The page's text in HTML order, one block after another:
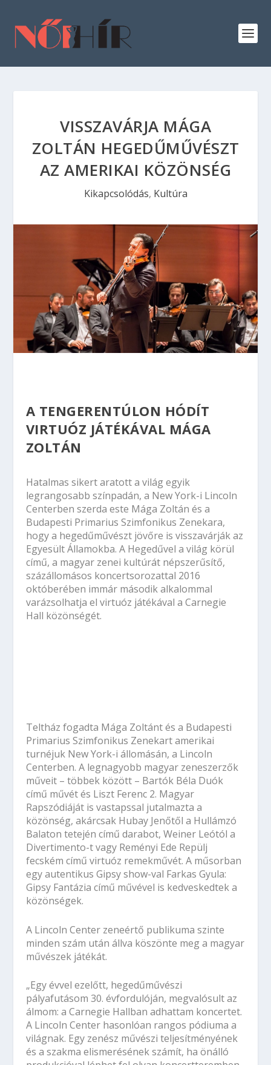
VISSZAVÁRJA MÁGA
ZOLTÁN HEGEDŰMŰVÉSZT
AZ AMERIKAI KÖZÖNSÉG
Kikapcsolódás, Kultúra
A TENGERENTÚLON HÓDÍT
VIRTUÓZ JÁTÉKÁVAL MÁGA
ZOLTÁN
Hatalmas sikert aratott a világ egyik
legrangosabb színpadán, a New York-i Lincoln
Centerben szerda este Mága Zoltán és a
Budapesti Primarius Szimfonikus Zenekara,
hogy a hegedűművészt jövőre is visszavárják az
Egyesült Államokba. A Hegedűvel a világ körül
című, a magyar zenei kultúrát népszerűsítő,
százállomásos koncertsorozattal 2016
októberében immár második alkalommal
varázsolhatja el virtuóz játékával a Carnegie
Hall közönségét.
Teltház fogadta Mága Zoltánt és a Budapesti
Primarius Szimfonikus Zenekart amerikai
turnéjuk New York-i állomásán, a Lincoln
Centerben. A legnagyobb magyar zeneszerzők
műveit – többek között – Bartók Béla Duók
című művét és Liszt Ferenc 2. Magyar
Rapszódiáját is vastapssal jutalmazta a
közönség, akárcsak Hubay Jenőtől a Hullámzó
Balaton tetején című darabot, Weiner Leótól a
Divertimento-t vagy Reményi Ede Repülj
fecském című virtuóz remekművét. A műsorban
egy autentikus Gipsy show-val Farkas Gyula:
Gipsy Fantázia című művével is kedveskedtek a
közönségek.
A Lincoln Center zeneértő publikuma szinte
minden szám után állva köszönte meg a magyar
művészek játékát.
„Egy évvel ezelőtt, hegedűművészi
pályafutásom 30. évfordulóján, megvalósult az
álmom: a Carnegie Hallban adhattam koncertet.
A Lincoln Center hasonlóan rangos pódiuma a
világnak. Egy zenész művészi teljesítményének
és a szakma elismerésének számít, ha önálló